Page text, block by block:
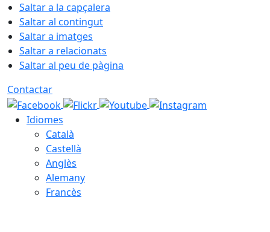
Saltar a la capçalera
Saltar al contingut
Saltar a imatges
Saltar a relacionats
Saltar al peu de pàgina
Contactar
Idiomes
Català
Castellà
Anglès
Alemany
Francès